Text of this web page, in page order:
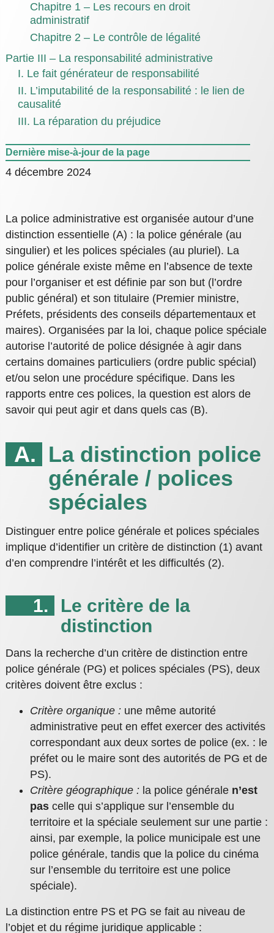
Chapitre 1 – Les recours en droit
administratif
Chapitre 2 – Le contrôle de légalité
Partie III – La responsabilité administrative
I. Le fait générateur de responsabilité
II. L’imputabilité de la responsabilité : le lien de
causalité
III. La réparation du préjudice
Dernière mise-à-jour de la page
4 décembre 2024
La police administrative est organisée autour d’une
distinction essentielle (A) : la police générale (au
singulier) et les polices spéciales (au pluriel). La
police générale existe même en l’absence de texte
pour l’organiser et est définie par son but (l’ordre
public général) et son titulaire (Premier ministre,
Préfets, présidents des conseils départementaux et
maires). Organisées par la loi, chaque police spéciale
autorise l’autorité de police désignée à agir dans
certains domaines particuliers (ordre public spécial)
et/ou selon une procédure spécifique. Dans les
rapports entre ces polices, la question est alors de
savoir qui peut agir et dans quels cas (B).
La distinction police
générale / polices
spéciales
Distinguer entre police générale et polices spéciales
implique d’identifier un critère de distinction (1) avant
d’en comprendre l’intérêt et les difficultés (2).
Le critère de la
distinction
Dans la recherche d’un critère de distinction entre
police générale (PG) et polices spéciales (PS), deux
critères doivent être exclus :
Critère organique :une même autorité
administrative peut en effet exercer des activités
correspondant aux deux sortes de police (ex. : le
préfet ou le maire sont des autorités de PG et de
PS).
Critère géographique :la police générale n’est
pascelle qui s’applique sur l’ensemble du
territoire et la spéciale seulement sur une partie :
ainsi, par exemple, la police municipale est une
police générale, tandis que la police du cinéma
sur l’ensemble du territoire est une police
spéciale).
La distinction entre PS et PG se fait au niveau de
l’objet et du régime juridique applicable :